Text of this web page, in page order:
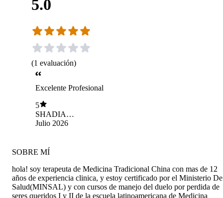
5.0
(1 evaluación)
Excelente Profesional
5
SHADIA
ROSSANA
Julio 2026
SOBRE MÍ
hola! soy terapeuta de Medicina Tradicional China con mas de 12
años de experiencia clinica, y estoy certificado por el Ministerio De
Salud(MINSAL) y con cursos de manejo del duelo por perdida de
seres queridos I y II de la escuela latinoamericana de Medicina